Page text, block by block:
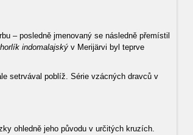
– posledně jmenovaný se následně přemístil
indomalajský v Merijärvi byl teprve
setrvával poblíž. Série vzácných dravců v
ohledně jeho původu v určitých kruzích.